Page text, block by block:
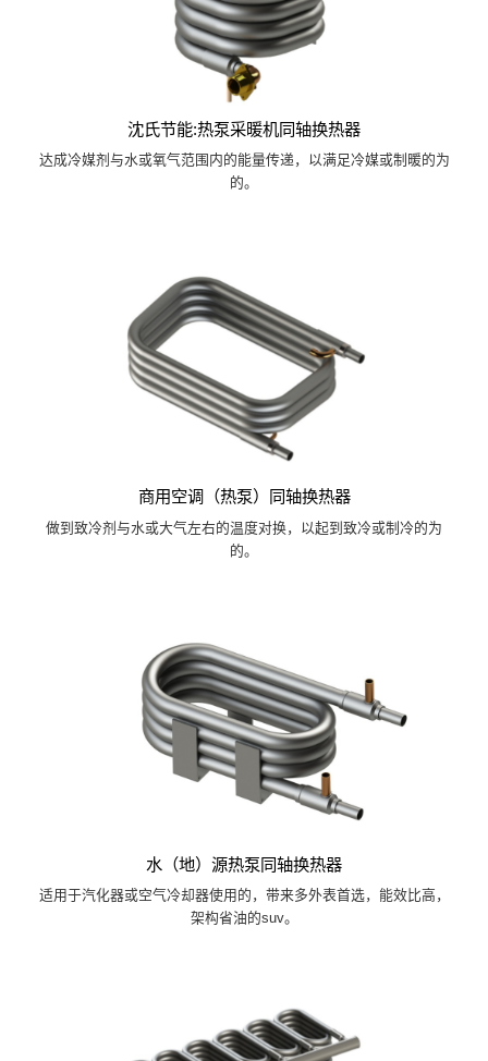
沈氏节能:热泵采暖机同轴换热器
达成冷媒剂与水或氧气范围内的能量传递，以满足冷媒或制暖的为
的。
商用空调（热泵）同轴换热器
做到致冷剂与水或大气左右的温度对换，以起到致冷或制冷的为
的。
水（地）源热泵同轴换热器
适用于汽化器或空气冷却器使用的，带来多外表首选，能效比高，
架构省油的suv。